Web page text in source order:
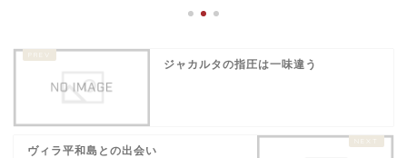
ジャカルタの指圧は一味違う
ヴィラ平和島との出会い